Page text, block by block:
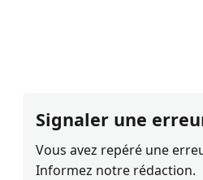
Signaler une
Vous avez repéré une
Informez notre rédaction.